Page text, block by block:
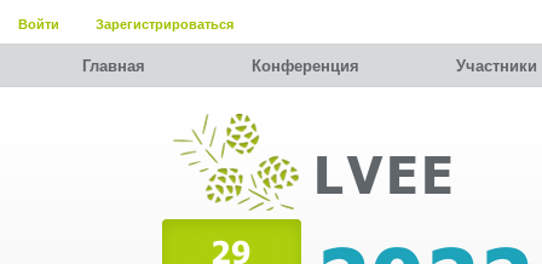
Войти Зарегистрироваться
Главная Конференция Участники